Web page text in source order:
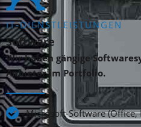
IT-DIENSTLEISTUNGEN
Software
Wir haben gängige
Anbieter im Portfolio.
Microsoft-Software